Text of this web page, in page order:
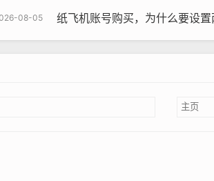
08-05 纸飞机账号购买，为什么要设